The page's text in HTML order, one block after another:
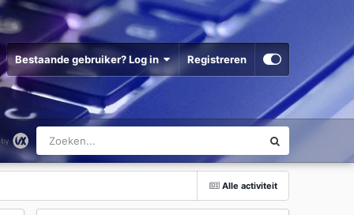
Bestaande gebruiker? Log in Registreren
Alle activiteit